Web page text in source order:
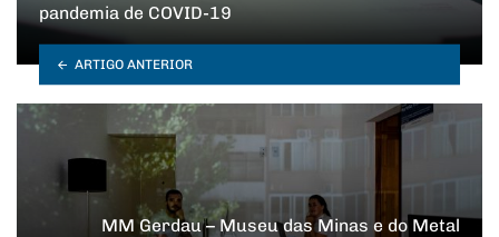
pandemia de COVID-19
ARTIGO ANTERIOR
MM Gerdau – Museu das Minas e do Metal